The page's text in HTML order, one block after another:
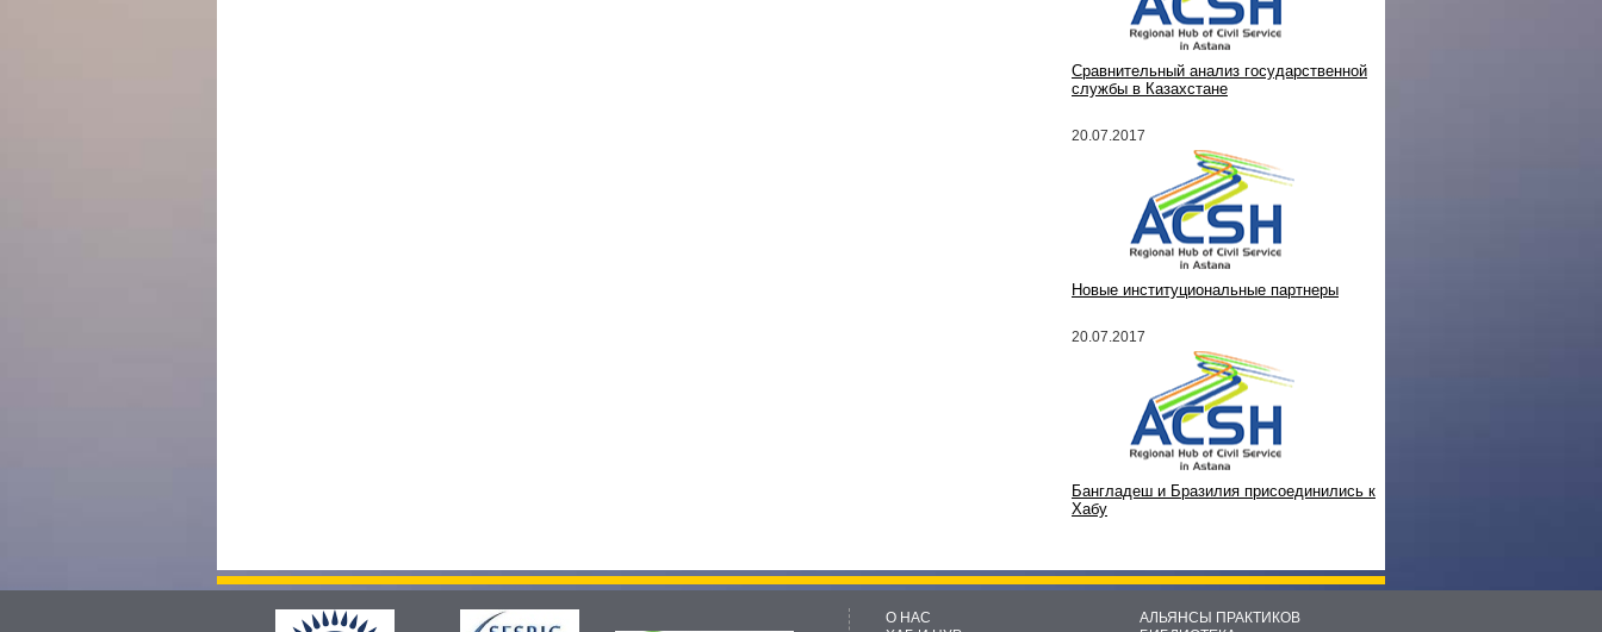
Сравнительный анализ государственной
службы в Казахстане
20.07.2017
Новые институциональные партнеры
20.07.2017
Бангладеш и Бразилия присоединились к
Хабу
О НАС
АЛЬЯНСЫ ПРАКТИКОВ